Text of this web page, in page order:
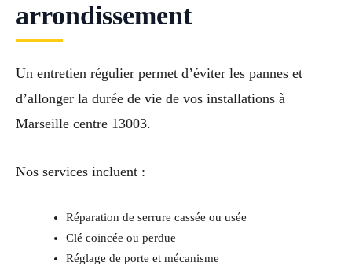
arrondissement
Un entretien régulier permet d’éviter les pannes et
d’allonger la durée de vie de vos installations à
Marseille centre 13003.
Nos services incluent :
Réparation de serrure cassée ou usée
Clé coincée ou perdue
Réglage de porte et mécanisme